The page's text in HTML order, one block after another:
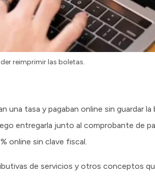
reimprimir las boletas.
tasa y pagaban online sin guardar
entregarla junto al comprobante de
online sin clave fiscal.
de servicios y otros conceptos